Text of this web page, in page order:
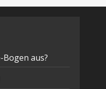
Bogen aus?